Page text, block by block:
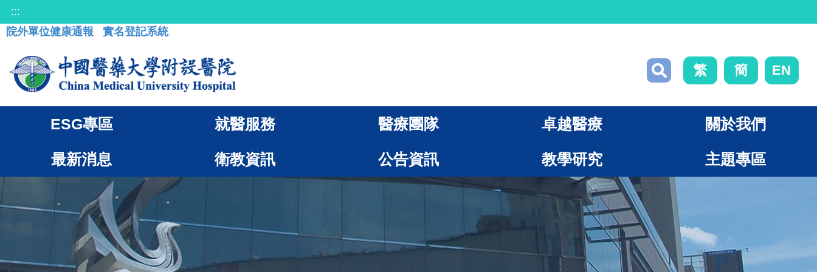
:::
院外單位健康通報
實名登記系統
繁 簡 EN
ESG專區 就醫服務 醫療團隊 卓越醫療 關於我們
最新消息 衛教資訊 公告資訊 教學研究 主題專區